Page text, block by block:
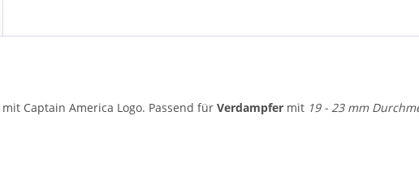
mit Captain America Logo. Passend für Verdampfer mit 19 - 23 mm